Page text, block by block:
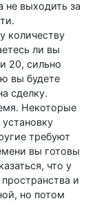
не выходить за
количеству
ли вы
20, сильно
вы будете
сделку.
Некоторые
требуют
вы готовы
что у
и
но потом